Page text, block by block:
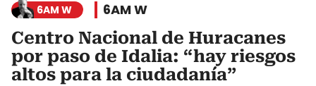
6AM W 6AM W
Centro Nacional de Huracanes
por paso de Idalia: “hay riesgos
altos para la ciudadanía”